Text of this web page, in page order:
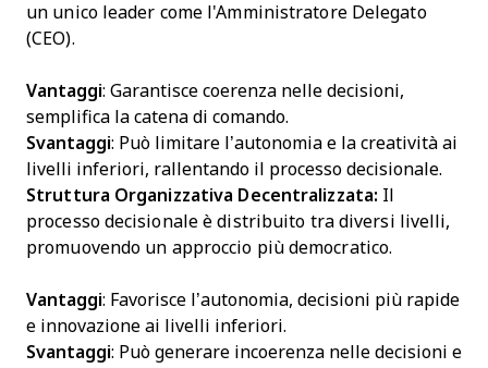
un unico leader come l'Amministratore Delegato
(CEO).
Vantaggi: Garantisce coerenza nelle decisioni,
semplifica la catena di comando.
Svantaggi: Può limitare l’autonomia e la creatività ai
livelli inferiori, rallentando il processo decisionale.
Struttura Organizzativa Decentralizzata: Il
processo decisionale è distribuito tra diversi livelli,
promuovendo un approccio più democratico.
Vantaggi: Favorisce l’autonomia, decisioni più rapide
e innovazione ai livelli inferiori.
Svantaggi: Può generare incoerenza nelle decisioni e